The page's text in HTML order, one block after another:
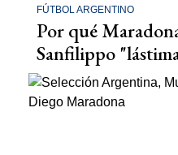
FÚTBOL ARGENTINO
Por qué
Sanfilippo